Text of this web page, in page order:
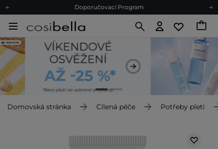
Doporučovací Program
Odeslání do 24 hod.
Ekologické balení
Doporučovací Program
Odeslání do 24 hod.
Darkové karty
Ekologické balení
Domovská stránka Cílená péče Potřeby pleti